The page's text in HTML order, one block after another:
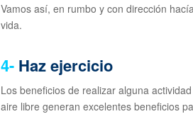
Vamos así, en rumbo y con dirección
vida.
4- Haz ejercicio
Los beneficios de realizar alguna
aire libre generan excelentes beneficios